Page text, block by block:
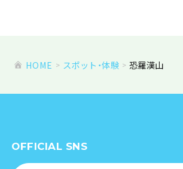
HOME スポット・体験 恐羅漢山
OFFICIAL SNS